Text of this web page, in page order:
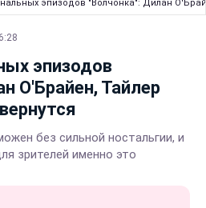
эпизодов "Волчонка": Дилан
эпизодов
О'Брайен, Тайлер
без сильной ностальгии, и
зрителей именно это